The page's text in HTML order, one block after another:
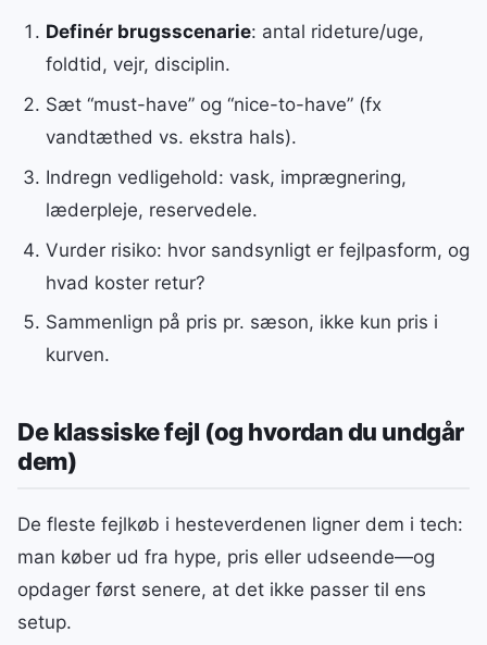
Definér brugsscenarie: antal rideture/uge,
foldtid, vejr, disciplin.
Sæt “must-have” og “nice-to-have” (fx
vandtæthed vs. ekstra hals).
Indregn vedligehold: vask, imprægnering,
læderpleje, reservedele.
Vurder risiko: hvor sandsynligt er fejlpasform, og
hvad koster retur?
Sammenlign på pris pr. sæson, ikke kun pris i
kurven.
De klassiske fejl (og hvordan du undgår
dem)
De fleste fejlkøb i hesteverdenen ligner dem i tech:
man køber ud fra hype, pris eller udseende—og
opdager først senere, at det ikke passer til ens
setup.